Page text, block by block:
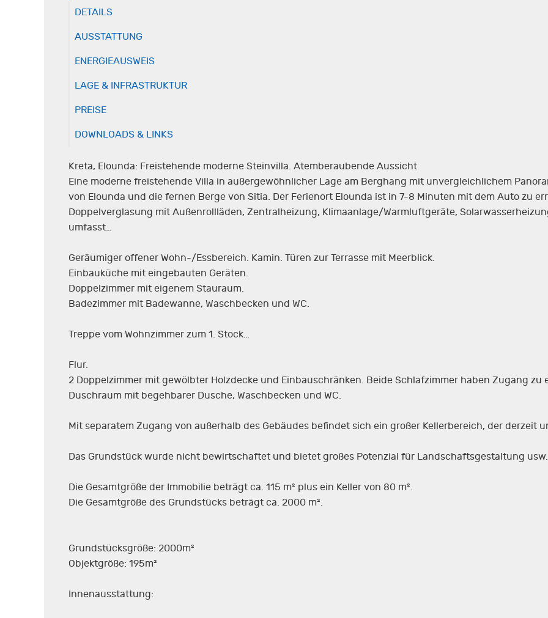
DETAILS
AUSSTATTUNG
ENERGIEAUSWEIS
LAGE & INFRASTRUKTUR
PREISE
DOWNLOADS & LINKS
Kreta, Elounda: Freistehende moderne Steinvilla. Atemberaubende Aussicht
Eine moderne freistehende Villa in außergewöhnlicher Lage am Berghang mit unvergleichlichem
von Elounda und die fernen Berge von Sitia. Der Ferienort Elounda ist in 7-8 Minuten mit dem Auto zu
Doppelverglasung mit Außenrollläden, Zentralheizung, Klimaanlage/Warmluftgeräte,
umfasst…
Geräumiger offener Wohn-/Essbereich. Kamin. Türen zur Terrasse mit Meerblick.
Einbauküche mit eingebauten Geräten.
Doppelzimmer mit eigenem Stauraum.
Badezimmer mit Badewanne, Waschbecken und WC.
Treppe vom Wohnzimmer zum 1. Stock…
Flur.
2 Doppelzimmer mit gewölbter Holzdecke und Einbauschränken. Beide Schlafzimmer haben Zugang zu
Duschraum mit begehbarer Dusche, Waschbecken und WC.
Mit separatem Zugang von außerhalb des Gebäudes befindet sich ein großer Kellerbereich, der derzeit
Das Grundstück wurde nicht bewirtschaftet und bietet großes Potenzial für Landschaftsgestaltung usw.
Die Gesamtgröße der Immobilie beträgt ca. 115 m² plus ein Keller von 80 m².
Die Gesamtgröße des Grundstücks beträgt ca. 2000 m².
Grundstücksgröße: 2000m²
Objektgröße: 195m²
Innenausstattung: